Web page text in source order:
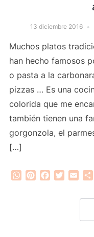
13 diciembre 2016
Muchos platos
han hecho famosos
o pasta a la
pizzas … Es una
colorida que me
también tienen una
gorgonzola, el
[…]
WhatsApp
PinterestFacebook
Twitter
Email